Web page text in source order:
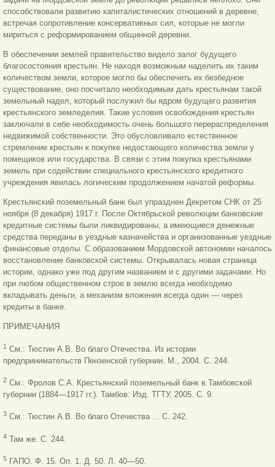
способствовали развитию капиталистических отношений в деревне,
встречая сопротивление консервативных сил, которые не могли
мириться с реформированием общинной деревни.
В обеспечении землей правительство видело залог будущего
благосостояния крестьян. Не находя возможным наделить их таким
количеством земли, которое могло бы обеспечить их безбедное
существование, оно посчитало необходимым дать крестьянам такой
земельный надел, который послужил бы ядром будущего развития
крестьянского земледелия. Такие условия освобождения крестьян
заключали в себе необходимость очень большого перераспределения
недвижимой собственности. Это обусловливало естественное
стремление крестьян к покупке недостающего количества земли у
помещиков или государства. В связи с этим покупка крестьянами
земель при содействии специального крестьянского кредитного
учреждения явилась логическим продолжением начатой реформы.
Крестьянский поземельный банк был упразднен Декретом СНК от 25
ноября (8 декабря) 1917 г. После Октябрьской революции банковские
кредитные системы были ликвидированы, а имеющиеся денежные
средства переданы в уездные казначейства и организованные уездные
финансовые отделы. С образованием Мордовской автономии началось
восстановление банковской системы. Открывалась новая страница
истории, однако уже под другим названием и с другими задачами. Но
при любом общественном строе в землю всегда необходимо
вкладывать деньги, а механизм вложения всегда один — через
кредиты в банке.
ПРИМЕЧАНИЯ
1 См.: Тюстин А.В. Во благо Отечества. Из истории
предпринимательств Пензенской губернии. М., 2004. С. 244.
2 См.: Фролов С.А. Крестьянский поземельный банк в Тамбовской
губернии (1884—1917 гг.). Тамбов: Изд. ТГТУ, 2005. С. 9.
3 См.: Тюстин А.В. Во благо Отечества ... С. 242.
4 Там же. С. 244.
5 ГАПО. Ф. 15. Оп. 1. Д. 50. Л. 40—50.